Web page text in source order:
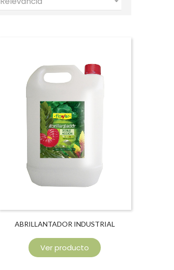
ABRILLANTADOR INDUSTRIAL
Ver producto